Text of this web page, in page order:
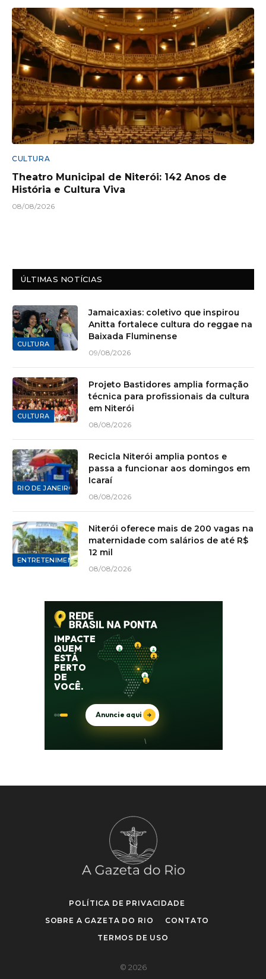
CULTURA
Theatro Municipal de Niterói: 142 Anos de
História e Cultura Viva
08/08/2026
ÚLTIMAS NOTÍCIAS
CULTURA
Jamaicaxias: coletivo que inspirou
Anitta fortalece cultura do reggae na
Baixada Fluminense
09/08/2026
CULTURA
Projeto Bastidores amplia formação
técnica para profissionais da cultura
em Niterói
08/08/2026
RIO DE JANEIRO
Recicla Niterói amplia pontos e
passa a funcionar aos domingos em
Icaraí
08/08/2026
ENTRETENIMENTO
Niterói oferece mais de 200 vagas na
maternidade com salários de até R$
12 mil
08/08/2026
POLÍTICA DE PRIVACIDADE
SOBRE A GAZETA DO RIO
CONTATO
TERMOS DE USO
© 2026